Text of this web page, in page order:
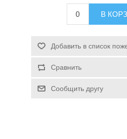
Спасательные
В
Добавить в список
Сравнить
Сообщить другу